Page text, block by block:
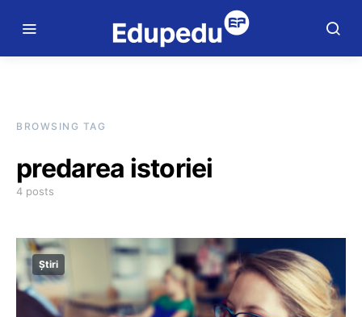
BROWSING TAG
predarea istoriei
4 posts
Știri